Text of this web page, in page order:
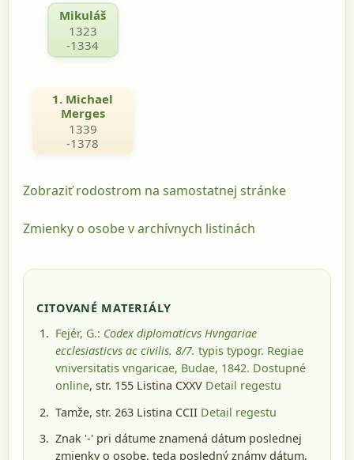
Mikuláš
1323
-1334
1. Michael
Merges
1339
-1378
Zobraziť rodostrom na samostatnej stránke
Zmienky o osobe v archívnych listinách
CITOVANÉ MATERIÁLY
Fejér, G.: Codex diplomaticvs Hvngariae
ecclesiasticvs ac civilis. 8/7. typis typogr. Regiae
vniversitatis vngaricae, Budae, 1842. Dostupné
online, str. 155 Listina CXXV Detail regestu
Tamže, str. 263 Listina CCII Detail regestu
Znak '-' pri dátume znamená dátum poslednej
zmienky o osobe, teda posledný známy dátum,